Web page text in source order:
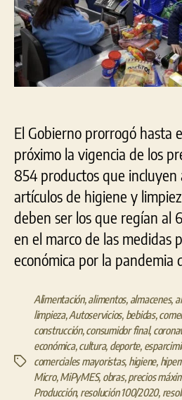
El Gobierno prorrogó hasta
próximo la vigencia de los
854 productos que incluyen
artículos de higiene y
deben ser los que regían al
en el marco de las medidas
económica por la pandemia
Etiquetas
Alimentación,alimentos, almacenes,
limpieza,Autoservicios, bebidas,
construcción,consumidor final,
económica,cultura, deporte,
comerciales mayoristas, higiene,
Micro,MiPyMES, obras,precios
Producción, resolución 100/2020,